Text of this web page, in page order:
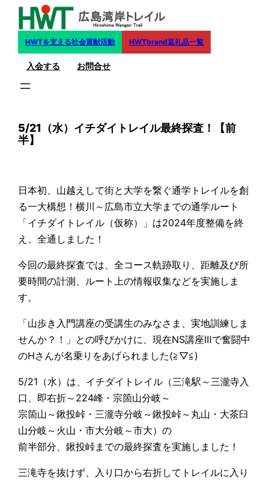
HWTを支える社会貢献活動 HWTbrand返礼品一覧
入会する お問合せ
5/21（水）イチダイトレイル最終探査！【前
半】
日本初、山越えして街と大学を繋ぐ通学トレイルを創
る一大構想！横川～広島市立大学までの通学ルート
「イチダイトレイル（仮称）」は2024年度整備を終
え、全通しました！
今回の最終探査では、全コース軌跡取り、距離及び所
要時間の計測、ルート上の情報収集などを実施しま
す。
「山歩き入門講座の受講生のみなさま、実地訓練しま
せんか？！」との呼びかけに、現在NS講座Ⅲで奮闘中
のHさんが名乗りをあげられました(≧▽≦)
5/21（水）は、イチダイトレイル（三滝駅～三瀧寺入
口、即右折～224峰・宗箇山分岐～
宗箇山～鍬投峠・三瀧寺分岐～鍬投峠～丸山・大茶臼
山分岐～火山・市大分岐～市大）の
前半部分、鍬投峠までの最終探査を実施しました！
三滝寺を抜けず、入り口から右折してトレイルに入り